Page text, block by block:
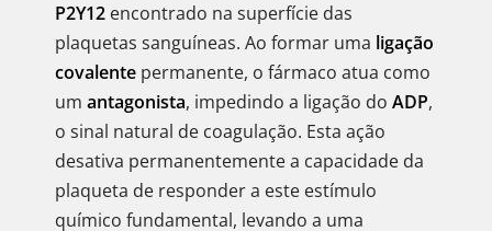
P2Y12 encontrado na superfície das
plaquetas sanguíneas. Ao formar uma ligação
covalente permanente, o fármaco atua como
um antagonista, impedindo a ligação do ADP,
o sinal natural de coagulação. Esta ação
desativa permanentemente a capacidade da
plaqueta de responder a este estímulo
químico fundamental, levando a uma